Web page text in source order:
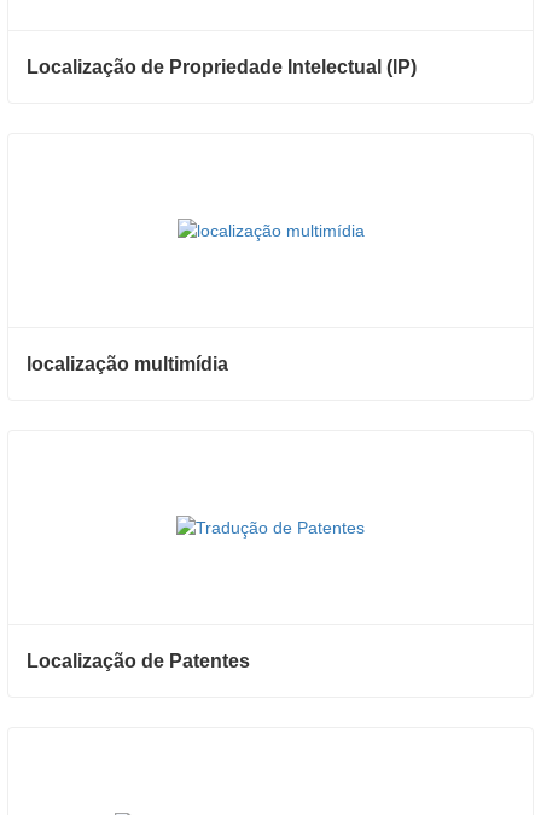
Localização de Propriedade Intelectual (IP)
localização multimídia
Localização de Patentes